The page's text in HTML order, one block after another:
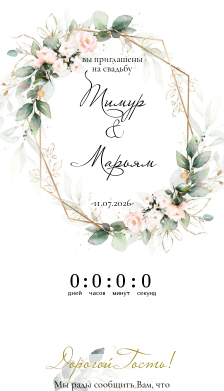
Тимур
Марьям
&
вы приглашены
на свадьбу
-11.07.2026-
0
дней
: 0
часов
: 0
минут
: 0
секунд
Мы рады сообщить Вам, что
Дорогой Гость!